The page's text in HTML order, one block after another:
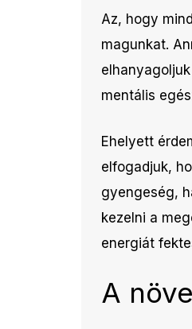
Az, hogy
magunkat.
mentális
Ehelyett
elfogadjuk,
gyengeség,
kezelni a
energiát
A